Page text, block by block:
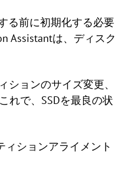
る前に初期化する必要
Assistantは、ディスク
ションのサイズ変更、
れで、SSDを最良の状
ィションアライメント